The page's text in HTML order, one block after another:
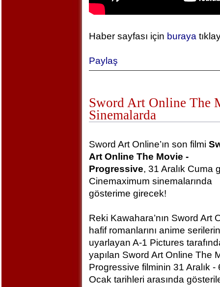
Haber sayfası için buraya
Paylaş
Sword Art Online The
Sinemalarda
Sword Art Online’ın son filmi
Art Online The Movie -
Progressive, 31 Aralık Cuma
Cinemaximum sinemalarında
gösterime girecek!
Reki Kawahara’nın Sword Art
hafif romanlarını anime
uyarlayan A-1 Pictures
yapılan Sword Art Online The
Progressive filminin 31 Aralık -
Ocak tarihleri arasında